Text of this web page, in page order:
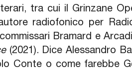
tra cui il Grinzane
radiofonico per
Bramard e
(2021). Dice Alessandro
Conte o come farebbe